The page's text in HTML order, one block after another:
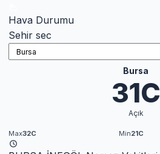
Hava Durumu
Sehir sec
Bursa
31C
Açık
Max32C Min21C